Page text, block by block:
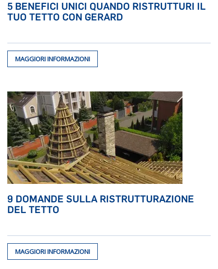
5 BENEFICI UNICI QUANDO RISTRUTTURI IL
TUO TETTO CON GERARD
MAGGIORI INFORMAZIONI
9 DOMANDE SULLA RISTRUTTURAZIONE
DEL TETTO
MAGGIORI INFORMAZIONI